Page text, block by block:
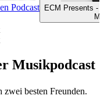
Podcast
ECM Presents -
Musikpodcast
besten Freunden.